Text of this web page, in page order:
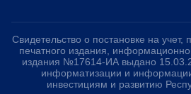
Свидетельство о постановке на учет,
печатного издания,
издания №17614-ИА выдано
информатизации и
инвестициям и развитию